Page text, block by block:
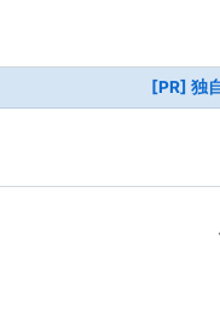
[PR] 独